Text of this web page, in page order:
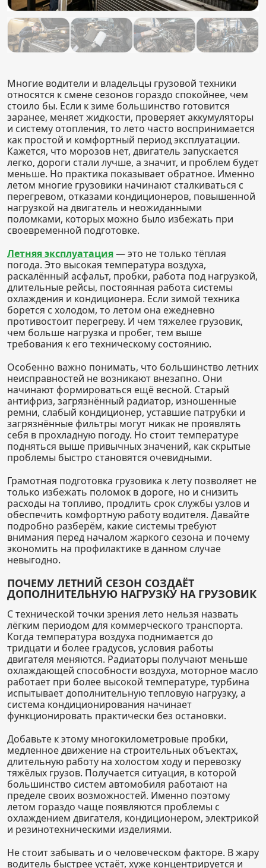
Многие водители и владельцы грузовой техники
относятся к смене сезонов гораздо спокойнее, чем
стоило бы. Если к зиме большинство готовится
заранее, меняет жидкости, проверяет аккумуляторы
и систему отопления, то лето часто воспринимается
как простой и комфортный период эксплуатации.
Кажется, что морозов нет, двигатель запускается
легко, дороги стали лучше, а значит, и проблем будет
меньше. Но практика показывает обратное. Именно
летом многие грузовики начинают сталкиваться с
перегревом, отказами кондиционеров, повышенной
нагрузкой на двигатель и неожиданными
поломками, которых можно было избежать при
своевременной подготовке.
Летняя эксплуатация— это не только тёплая
погода. Это высокая температура воздуха,
раскалённый асфальт, пробки, работа под нагрузкой,
длительные рейсы, постоянная работа системы
охлаждения и кондиционера. Если зимой техника
борется с холодом, то летом она ежедневно
противостоит перегреву. И чем тяжелее грузовик,
чем больше нагрузка и пробег, тем выше
требования к его техническому состоянию.
Особенно важно понимать, что большинство летних
неисправностей не возникают внезапно. Они
начинают формироваться ещё весной. Старый
антифриз, загрязнённый радиатор, изношенные
ремни, слабый кондиционер, уставшие патрубки и
загрязнённые фильтры могут никак не проявлять
себя в прохладную погоду. Но стоит температуре
подняться выше привычных значений, как скрытые
проблемы быстро становятся очевидными.
Грамотная подготовка грузовика к лету позволяет не
только избежать поломок в дороге, но и снизить
расходы на топливо, продлить срок службы узлов и
обеспечить комфортную работу водителя. Давайте
подробно разберём, какие системы требуют
внимания перед началом жаркого сезона и почему
экономить на профилактике в данном случае
невыгодно.
ПОЧЕМУ ЛЕТНИЙ СЕЗОН СОЗДАЁТ
ДОПОЛНИТЕЛЬНУЮ НАГРУЗКУ НА ГРУЗОВИК
С технической точки зрения лето нельзя назвать
лёгким периодом для коммерческого транспорта.
Когда температура воздуха поднимается до
тридцати и более градусов, условия работы
двигателя меняются. Радиаторы получают меньше
охлаждающей способности воздуха, моторное масло
работает при более высокой температуре, турбина
испытывает дополнительную тепловую нагрузку, а
система кондиционирования начинает
функционировать практически без остановки.
Добавьте к этому многокилометровые пробки,
медленное движение на строительных объектах,
длительную работу на холостом ходу и перевозку
тяжёлых грузов. Получается ситуация, в которой
большинство систем автомобиля работают на
пределе своих возможностей. Именно поэтому
летом гораздо чаще появляются проблемы с
охлаждением двигателя, кондиционером, электрикой
и резинотехническими изделиями.
Не стоит забывать и о человеческом факторе. В жару
водитель быстрее устаёт, хуже концентрируется и